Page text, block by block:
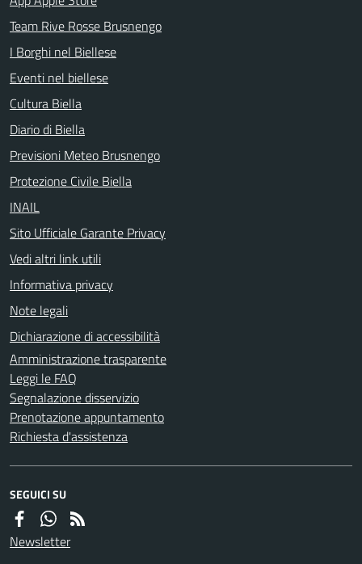
Team Rive Rosse Brusnengo
I Borghi nel Biellese
Eventi nel biellese
Cultura Biella
Diario di Biella
Previsioni Meteo Brusnengo
Protezione Civile Biella
INAIL
Sito Ufficiale Garante Privacy
Vedi altri link utili
Informativa privacy
Note legali
Dichiarazione di accessibilità
Amministrazione trasparente
Leggi le FAQ
Segnalazione disservizio
Prenotazione appuntamento
Richiesta d'assistenza
SEGUICI SU
Newsletter